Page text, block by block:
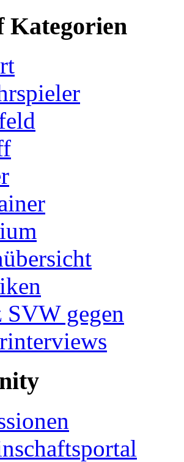
Kategorien
gegen